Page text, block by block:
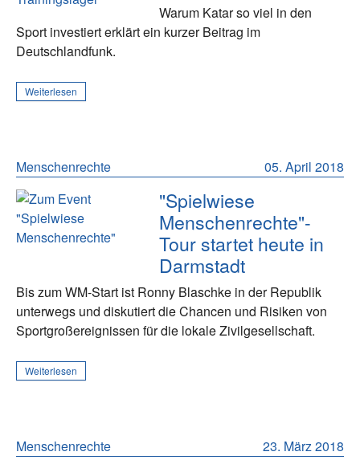
Warum Katar so viel in den
Sport investiert erklärt ein kurzer Beitrag im
Deutschlandfunk.
Weiterlesen
05. April 2018
Menschenrechte
"Spielwiese
Menschenrechte"-
Tour startet heute in
Darmstadt
Bis zum WM-Start ist Ronny Blaschke in der Republik
unterwegs und diskutiert die Chancen und Risiken von
Sportgroßereignissen für die lokale Zivilgesellschaft.
Weiterlesen
23. März 2018
Menschenrechte